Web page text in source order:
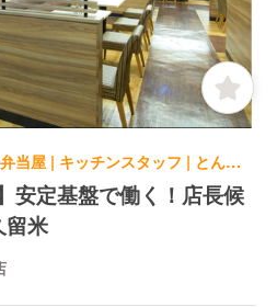
和食, テイクアウト・惣菜・弁当屋 | キッチンスタッフ | とんから亭 東久留米店
安定基盤で働く！店長候
留米